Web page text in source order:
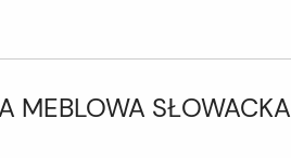
MEBLOWA SŁOWACKA